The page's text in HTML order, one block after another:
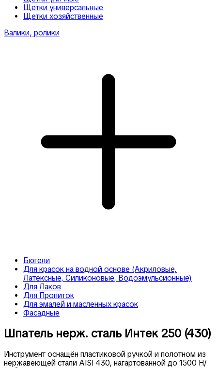
Щетки универсальные
Щетки хозяйственные
Валики, ролики
Бюгели
Для красок на водной основе (Акриловые,
Латексные, Силиконовые, Водоэмульсионные)
Для Лаков
Для Пропиток
Для эмалей и масленных красок
Фасадные
Шпатель нерж. сталь Интек 250 (430)
Инструмент оснащён пластиковой ручкой и полотном из
нержавеющей стали AISI 430, нагартованной до 1500 Н/